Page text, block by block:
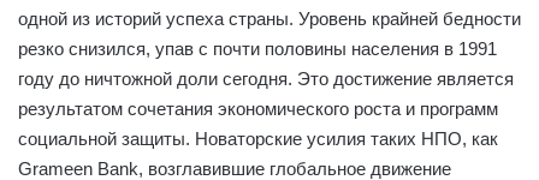
одной из историй успеха страны. Уровень крайней бедности
резко снизился, упав с почти половины населения в 1991
году до ничтожной доли сегодня. Это достижение является
результатом сочетания экономического роста и программ
социальной защиты. Новаторские усилия таких НПО, как
Grameen Bank, возглавившие глобальное движение